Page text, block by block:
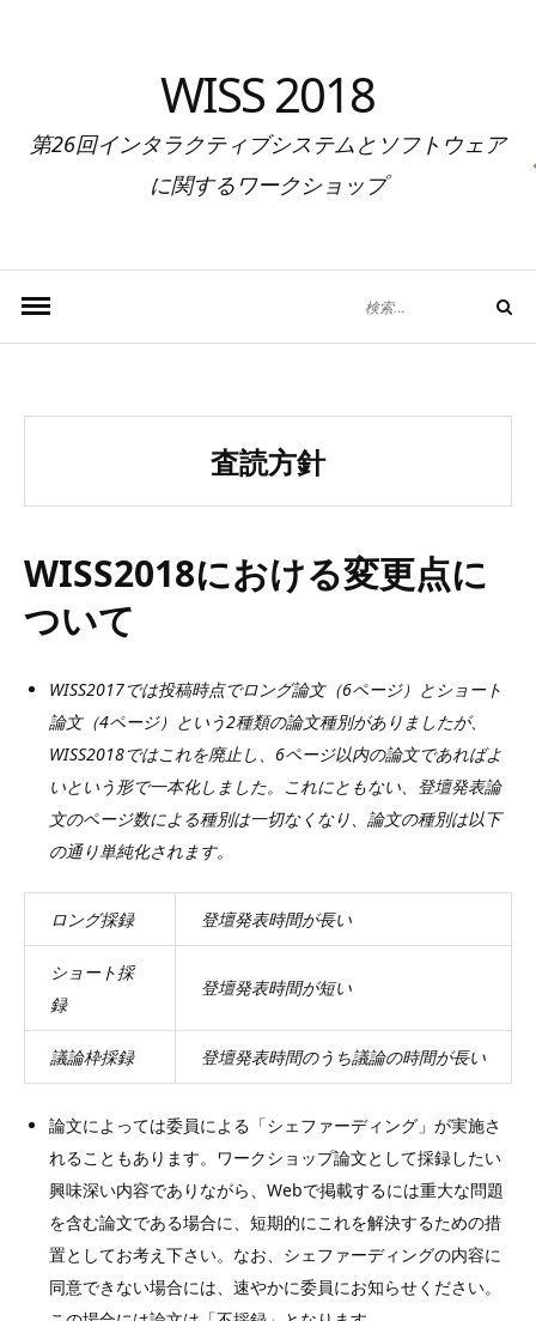
WISS 2018
第26回インタラクティブシステムとソフトウェア
に関するワークショップ
す
査読方針
WISS2018における変更点に
ついて
WISS2017では投稿時点でロング論文（6ページ）とショート
論文（4ページ）という2種類の論文種別がありましたが、
WISS2018ではこれを廃止し、6ページ以内の論文であればよ
いという形で一本化しました。これにともない、登壇発表論
文のページ数による種別は一切なくなり、論文の種別は以下
の通り単純化されます。
ロング採録 登壇発表時間が長い
ショート採
録
登壇発表時間が短い
議論枠採録 登壇発表時間のうち議論の時間が長い
論文によっては委員による「シェファーディング」が実施さ
れることもあります。ワークショップ論文として採録したい
興味深い内容でありながら、Webで掲載するには重大な問題
を含む論文である場合に、短期的にこれを解決するための措
置としてお考え下さい。なお、シェファーディングの内容に
同意できない場合には、速やかに委員にお知らせください。